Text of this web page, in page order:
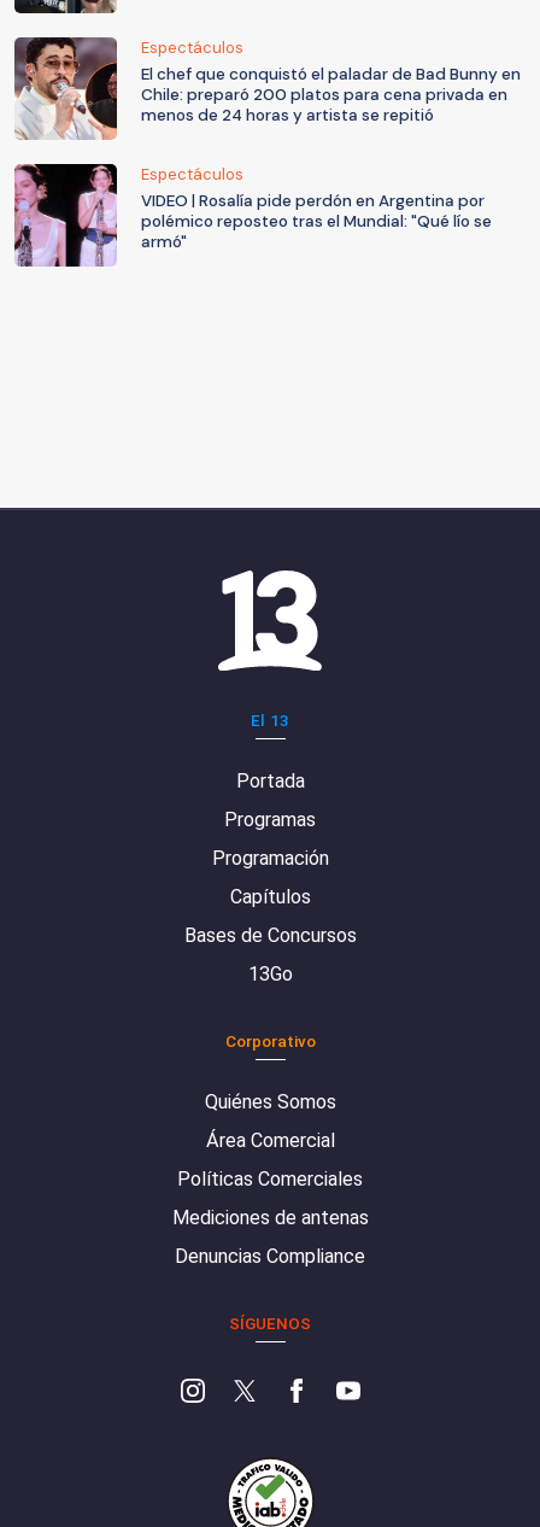
Espectáculos
El chef que conquistó el paladar de Bad Bunny en
Chile: preparó 200 platos para cena privada en
menos de 24 horas y artista se repitió
Espectáculos
VIDEO | Rosalía pide perdón en Argentina por
polémico reposteo tras el Mundial: "Qué lío se
armó"
El 13
Portada
Programas
Programación
Capítulos
Bases de Concursos
13Go
Corporativo
Quiénes Somos
Área Comercial
Políticas Comerciales
Mediciones de antenas
Denuncias Compliance
SÍGUENOS